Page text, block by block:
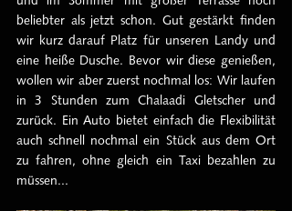
beliebter als jetzt schon. Gut gestärkt finden
wir kurz darauf Platz für unseren Landy und
eine heiße Dusche. Bevor wir diese genießen,
wollen wir aber zuerst nochmal los: Wir laufen
in 3 Stunden zum Chalaadi Gletscher und
zurück. Ein Auto bietet einfach die Flexibilität
auch schnell nochmal ein Stück aus dem Ort
zu fahren, ohne gleich ein Taxi bezahlen zu
müssen...